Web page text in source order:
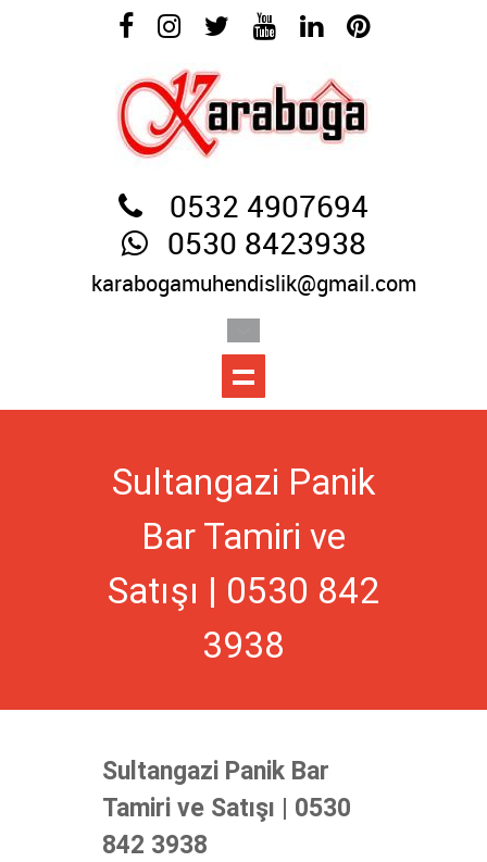
0532 4907694
0530 8423938
karabogamuhendislik@gmail.com
Sultangazi Panik
Bar Tamiri ve
Satışı | 0530 842
3938
Sultangazi Panik Bar
Tamiri ve Satışı | 0530
842 3938